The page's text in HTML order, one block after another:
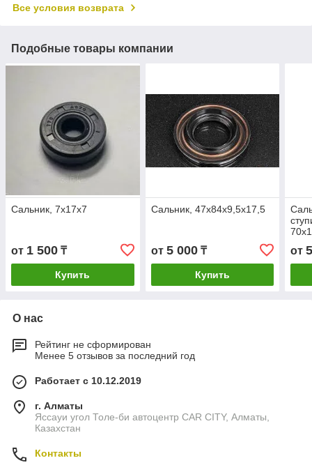
Все условия возврата
Подобные товары компании
Сальник, 7х17х7
от 1 500 ₸
Купить
Сальник, 47х84х9,5х17,5
от 5 000₸
Купить
от
О нас
Рейтинг не сформирован
Менее 5 отзывов за последний год
Работает с 10.12.2019
г. Алматы
Яссауи угол Толе-би автоцентр CAR CITY, Алматы,
Казахстан
Контакты